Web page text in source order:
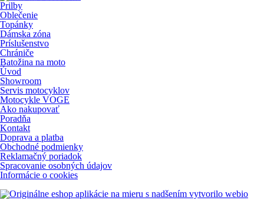
Prilby
Oblečenie
Topánky
Dámska zóna
Príslušenstvo
Chrániče
Batožina na moto
Úvod
Showroom
Servis motocyklov
Motocykle VOGE
Ako nakupovať
Poradňa
Kontakt
Doprava a platba
Obchodné podmienky
Reklamačný poriadok
Spracovanie osobných údajov
Informácie o cookies
s nadšením vytvorilo webio